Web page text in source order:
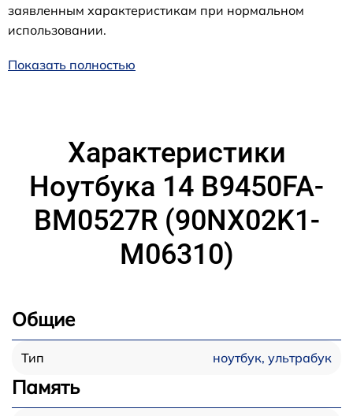
заявленным характеристикам при нормальном
использовании.
Показать полностью
Характеристики
Ноутбука 14 B9450FA-
BM0527R (90NX02K1-
M06310)
Общие
Тип ноутбук, ультрабук
Память